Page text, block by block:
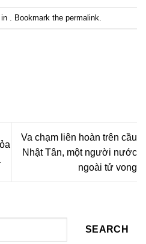
. Bookmark the permalink
Va chạm liên hoàn trên cầu
Nhật Tân, một người nước
ngoài tử vong
SEARCH